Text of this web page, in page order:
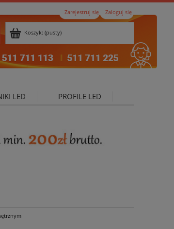
Zarejestruj się Zaloguj się
Koszyk: (pusty)
LED PROFILE LED